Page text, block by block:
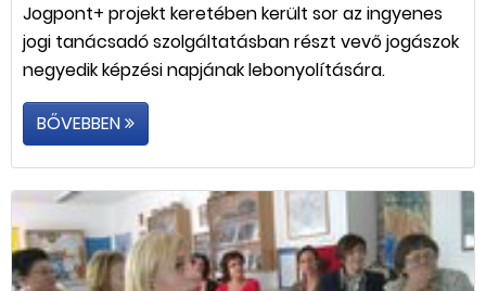
Jogpont+ projekt keretében került sor az ingyenes
jogi tanácsadó szolgáltatásban részt vevő jogászok
negyedik képzési napjának lebonyolítására.
BŐVEBBEN